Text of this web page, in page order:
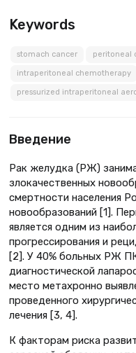
Keywords
stomach cancer peritoneal
intraperitoneal chemotherapy
pressurized intraperitoneal
Введение
Рак желудка (РЖ)
злокачественных
смертности населения
новообразований [1].
является одним из
прогрессирования и
[2]. У 40% больных РЖ
диагностической
место метахронно
проведенного
лечения [3, 4].
К факторам риска